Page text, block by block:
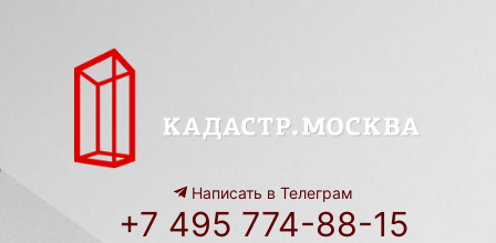
Написать в Телеграм
+7 495 774-88-15